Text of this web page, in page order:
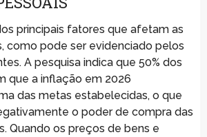
principais fatores que afetam as
como pode ser evidenciado pelos
A pesquisa indica que 50% dos
que a inflação em 2026
das metas estabelecidas, o que
o poder de compra das
Quando os preços de bens e